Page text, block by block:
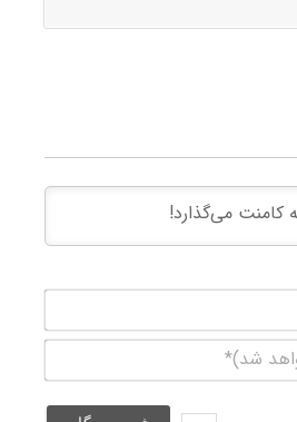
(منتشر